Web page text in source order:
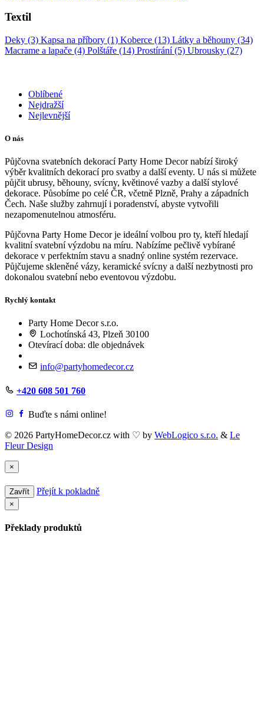
Textil
Deky (3) Kapsa na příbory (1) Koberce (13) Látky a běhouny (34)
Macrame a lapače (4) Polštáře (14) Prostírání (5) Ubrousky (27)
Oblíbené
Nejdražší
Nejlevnější
O nás
Půjčovna svatebních dekorací Party Home Decor nabízí široký
výběr kvalitních dekorací pro svatby a další eventy. U nás si můžete
půjčit ubrusy, běhouny, svícny, květinové vazby a další stylové
dekorace. Působíme po celé ČR, včetně Plzně, Prahy a západních
Čech. Naše služby zahrnují i poradenství, abyste vytvořili
nezapomenutelnou atmosféru.
Půjčovna Party Home Decor je ideální volbou pro ty, kteří hledají
kvalitní svatební výzdobu na míru. Nabízíme pečlivě vybírané
dekorace v perfektním stavu a snadný online systém rezervace.
Půjčujeme skleněné vázy, keramické svícny a další nezbytnosti pro
dokonalou svatební nebo eventovou výzdobu.
Rychlý kontakt
Party Home Decor s.r.o.
Lochotínská 43, Plzeň 30100
Otevírací doba: dle objednávek
info@partyhomedecor.cz
+420 608 501 760
Buďte s námi online!
© 2026 PartyHomeDecor.cz with ♡ by WebLogico s.r.o. & Le
Fleur Design
×
Zavřít Přejít k pokladně
×
Překlady produktů